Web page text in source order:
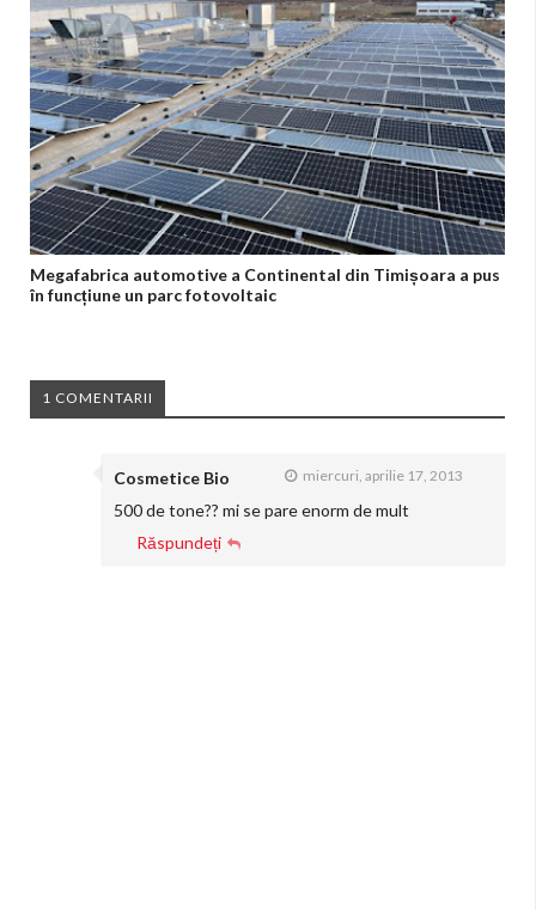
Megafabrica automotive a Continental din Timișoara a pus
în funcțiune un parc fotovoltaic
1 COMENTARII
Cosmetice Bio miercuri, aprilie 17, 2013
500 de tone?? mi se pare enorm de mult
Răspundeți